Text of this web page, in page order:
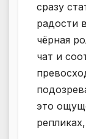
сразу
радости
чёрная
чат и
это